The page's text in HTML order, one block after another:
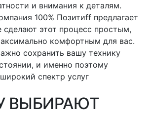
и внимания к деталям.
100% Позитиff предлагает
сделают этот процесс простым,
комфортным для вас.
сохранить вашу технику
и именно поэтому
спектр услуг
ВЫБИРАЮТ